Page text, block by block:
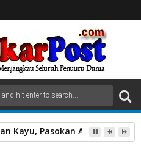
Kayu, Pasokan Air Bersih di